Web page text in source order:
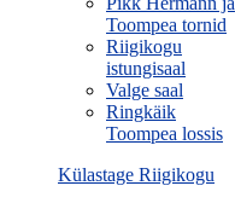
Toompea tornid
Riigikogu
istungisaal
Valge saal
Ringkäik
Toompea lossis
Külastage Riigikogu